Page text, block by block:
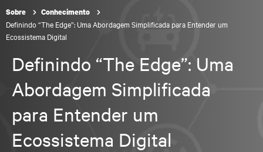
Sobre Conhecimento
Definindo “The Edge”: Uma Abordagem Simplificada para Entender um
Ecossistema Digital
Definindo “The Edge”: Uma
Abordagem Simplificada
para Entender um
Ecossistema Digital